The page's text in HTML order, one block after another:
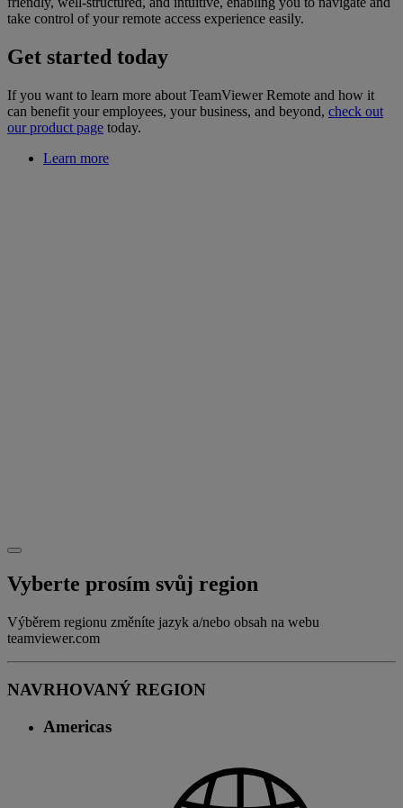
take control of your remote access experience easily.
Get started today
If you want to learn more about TeamViewer Remote and how it
can benefit your employees, your business, and beyond, check out
our product page today.
Learn more
Vyberte prosím svůj region
Výběrem regionu změníte jazyk a/nebo obsah na webu
teamviewer.com
NAVRHOVANÝ REGION
Americas